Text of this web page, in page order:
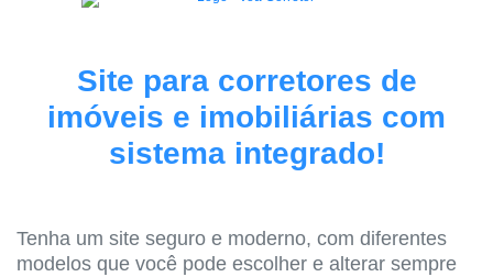
Site para corretores de
imóveis e imobiliárias com
sistema integrado!
Tenha um site seguro e moderno, com diferentes
modelos que você pode escolher e alterar sempre